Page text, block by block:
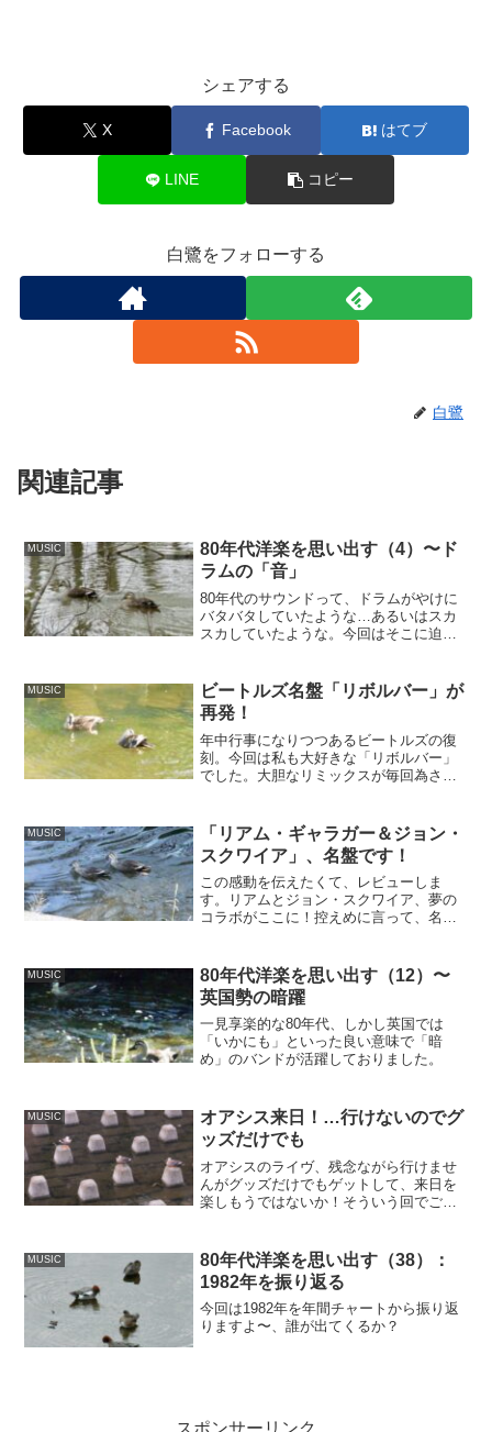
シェアする
X Facebook はてブ
LINE コピー
白鷺をフォローする
白鷺
関連記事
MUSIC
80年代洋楽を思い出す（4）〜ド
ラムの「音」
80年代のサウンドって、ドラムがやけに
バタバタしていたような…あるいはスカ
スカしていたような。今回はそこに迫り
MUSIC
ビートルズ名盤「リボルバー」が
再発！
年中行事になりつつあるビートルズの復
刻。今回は私も大好きな「リボルバー」
でした。大胆なリミックスが毎回為され
MUSIC
「リアム・ギャラガー＆ジョン・
スクワイア」、名盤です！
この感動を伝えたくて、レビューしま
す。リアムとジョン・スクワイア、夢の
コラボがここに！控えめに言って、名盤
MUSIC
80年代洋楽を思い出す（12）〜
英国勢の暗躍
一見享楽的な80年代、しかし英国では
「いかにも」といった良い意味で「暗
め」のバンドが活躍しておりました。
MUSIC
オアシス来日！…行けないのでグ
ッズだけでも
オアシスのライヴ、残念ながら行けませ
んがグッズだけでもゲットして、来日を
楽しもうではないか！そういう回でござ
MUSIC
80年代洋楽を思い出す（38）：
1982年を振り返る
今回は1982年を年間チャートから振り返
りますよ〜、誰が出てくるか？